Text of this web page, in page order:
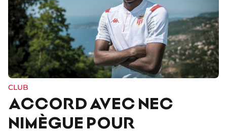
CLUB
ACCORD AVEC NEC
NIMÈGUE POUR